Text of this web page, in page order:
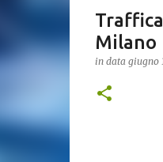
Milano
in data giugno